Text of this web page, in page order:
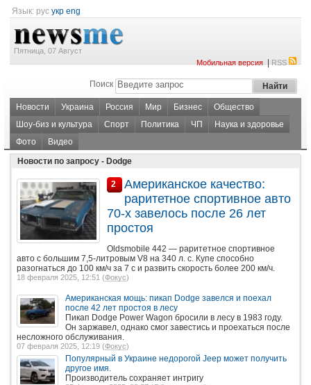
Язык: рус укр eng
Пятница, 07 Август
Мобильная версия|RSS
Поиск
Новости Украина Россия Мир Бизнес
Общество
Шоу-биз и культура
Спорт Политика ЧП
Наука и здоровье
Фото
Видео
Новости по запросу - Dodge
2
Американское качество:
раритетное спортивное авто
70-х завелось после 26 лет
простоя
Oldsmobile 442 — раритетное спортивное
авто с большим 7,5-литровым V8 на 340 л. с. Купе способно
разогнаться до 100 км/ч за 7 с и развить скорость более 200 км/ч.
18 февраля 2025, 12:51 (Фокус)
Американская мощь: пикап Dodge завелся и поехал
после 42 лет простоя в лесу
Пикап Dodge Power Wagon бросили в лесу в 1983 году.
Он заржавел, однако смог завестись и проехаться после
несложного обслуживания.
07 февраля 2025, 12:19 (Фокус)
Популярный в Украине недорогой Jeep может получить
другое имя.
Производитель сохраняет интригу